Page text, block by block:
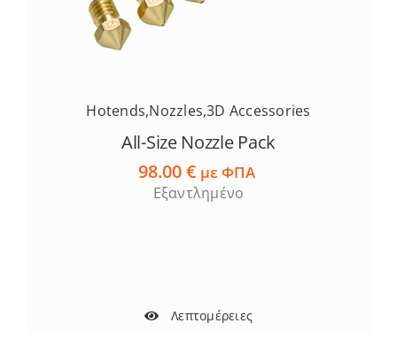
Hotends,Nozzles,3D Accessories
All-Size Nozzle Pack
98.00€ με ΦΠΑ
Εξαντλημένο
Λεπτομέρειες